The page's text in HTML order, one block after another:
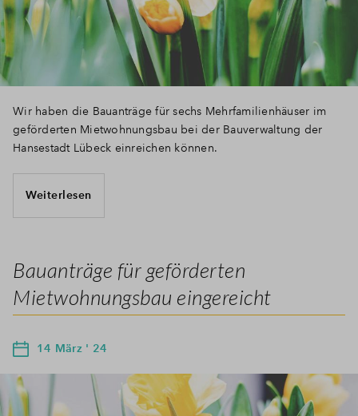
Wir haben die Bauanträge für sechs Mehrfamilienhäuser im
geförderten Mietwohnungsbau bei der Bauverwaltung der
Hansestadt Lübeck einreichen können.
Weiterlesen
Bauanträge für geförderten
Mietwohnungsbau eingereicht
14 März ' 24